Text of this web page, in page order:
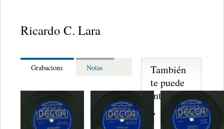
Ricardo C. Lara
Grabacions Notas
También
te puede
interesar...
Torreon y
Dora